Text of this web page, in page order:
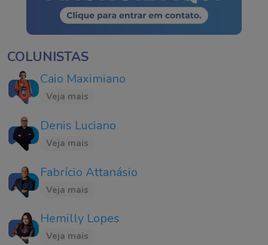
COLUNISTAS
Caio Maximiano
Veja mais
Denis Luciano
Veja mais
Fabrício Attanásio
Veja mais
Hemilly Lopes
Veja mais